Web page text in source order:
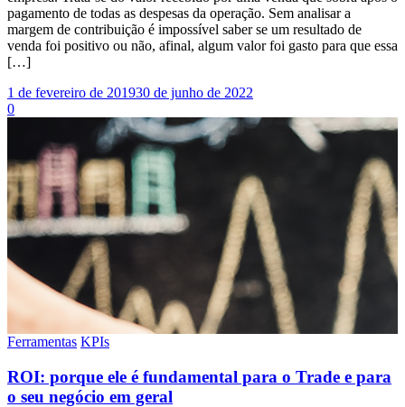
pagamento de todas as despesas da operação. Sem analisar a
margem de contribuição é impossível saber se um resultado de
venda foi positivo ou não, afinal, algum valor foi gasto para que essa
[…]
1 de fevereiro de 201930 de junho de 2022
0
Ferramentas KPIs
ROI: porque ele é fundamental para o Trade e para
o seu negócio em geral